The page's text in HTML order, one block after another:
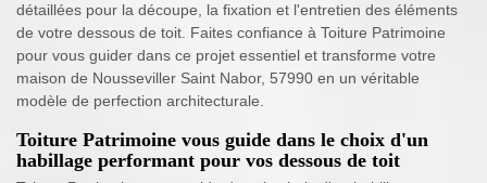
détaillées pour la découpe, la fixation et l'entretien des éléments
de votre dessous de toit. Faites confiance à Toiture Patrimoine
pour vous guider dans ce projet essentiel et transforme votre
maison de Nousseviller Saint Nabor, 57990 en un véritable
modèle de perfection architecturale.
Toiture Patrimoine vous guide dans le choix d'un
habillage performant pour vos dessous de toit